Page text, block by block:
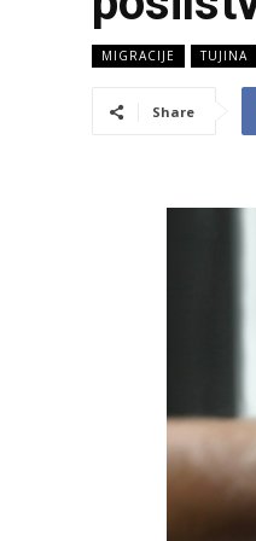
MIGRACIJE TUJINA
Share